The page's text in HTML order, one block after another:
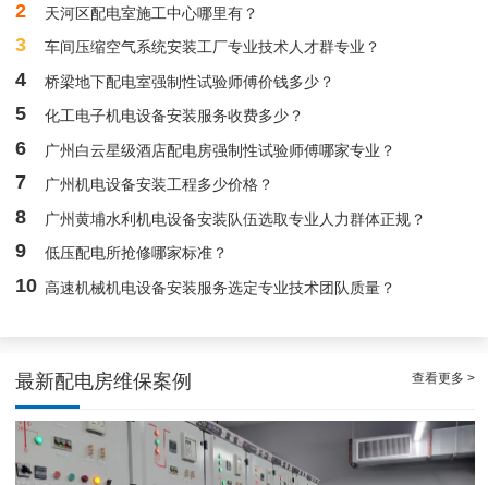
2 天河区配电室施工中心哪里有？
3 车间压缩空气系统安装工厂专业技术人才群专业？
4 桥梁地下配电室强制性试验师傅价钱多少？
5 化工电子机电设备安装服务收费多少？
6 广州白云星级酒店配电房强制性试验师傅哪家专业？
7 广州机电设备安装工程多少价格？
8 广州黄埔水利机电设备安装队伍选取专业人力群体正规？
9 低压配电所抢修哪家标准？
10 高速机械机电设备安装服务选定专业技术团队质量？
最新配电房维保案例 查看更多 >
专家的荔湾配电房10kV检查服务，维持市场运作